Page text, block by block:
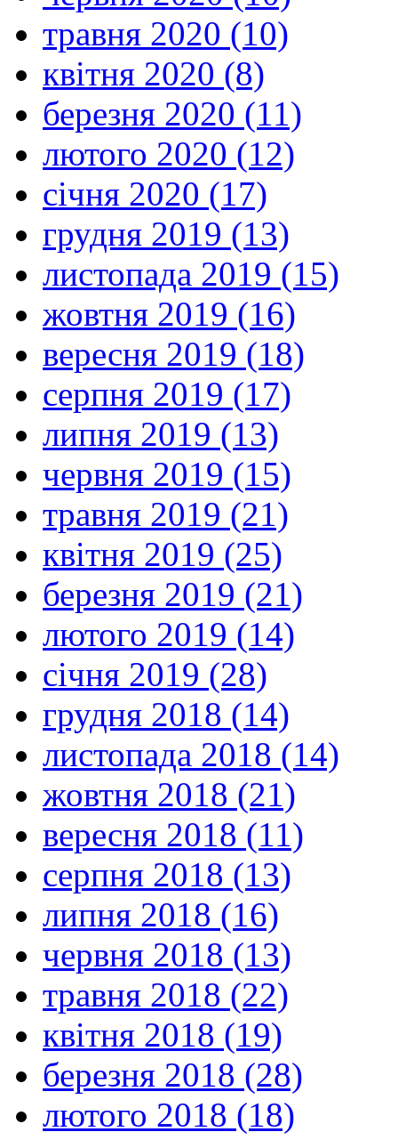
травня 2020 (10)
квітня 2020 (8)
березня 2020 (11)
лютого 2020 (12)
січня 2020 (17)
грудня 2019 (13)
листопада 2019 (15)
жовтня 2019 (16)
вересня 2019 (18)
серпня 2019 (17)
липня 2019 (13)
червня 2019 (15)
травня 2019 (21)
квітня 2019 (25)
березня 2019 (21)
лютого 2019 (14)
січня 2019 (28)
грудня 2018 (14)
листопада 2018 (14)
жовтня 2018 (21)
вересня 2018 (11)
серпня 2018 (13)
липня 2018 (16)
червня 2018 (13)
травня 2018 (22)
квітня 2018 (19)
березня 2018 (28)
лютого 2018 (18)